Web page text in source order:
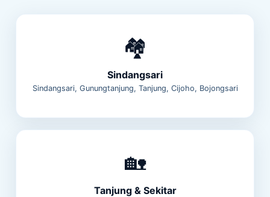
🏘️
Sindangsari
Sindangsari, Gunungtanjung, Tanjung, Cijoho, Bojongsari
🏡
Tanjung & Sekitar